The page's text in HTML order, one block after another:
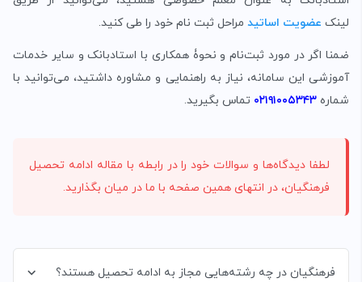
لینک عضویت اساتید مراحل ثبت نام خود را طی کنید.
ضمنا اگر در مورد ثبت‌نام و نحوۀ همکاری با استادبانک و سایر خدمات
آموزشی این سامانه، نیاز به راهنمایی و مشاوره داشتید، می‌توانید با
شماره ۰۲۱۹۱۰۰۵۳۴۳ تماس بگیرید.
لطفا دیدگاه‌ها و سوالات خود را در رابطه با مقاله ادامه تحصیل
فرهنگیان، در انتهای همین صفحه با ما در میان بگذارید.
فرهنگیان در چه رشته‌هایی مجاز به ادامه تحصیل هستند؟